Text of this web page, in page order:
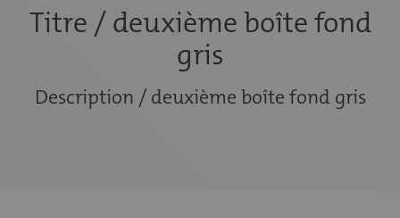
Titre / deuxième boîte fond
gris
Description / deuxième boîte fond gris